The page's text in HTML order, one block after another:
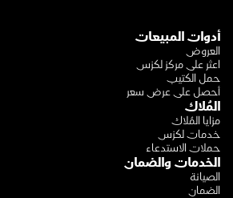
أدوات المبيعات
العروض
اعثر على مركز لكزس
حمل الكتيب
أحصل على عرض سعر
المُلاك
مزايا المُلاك
خدمات لكزس
حملات الاستدعاء
الخدمات والضمان
الصيانة
الضمان